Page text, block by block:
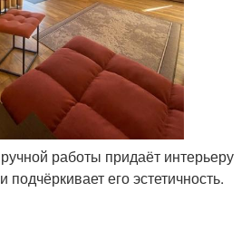
работы придаёт интерьеру
его эстетичность.